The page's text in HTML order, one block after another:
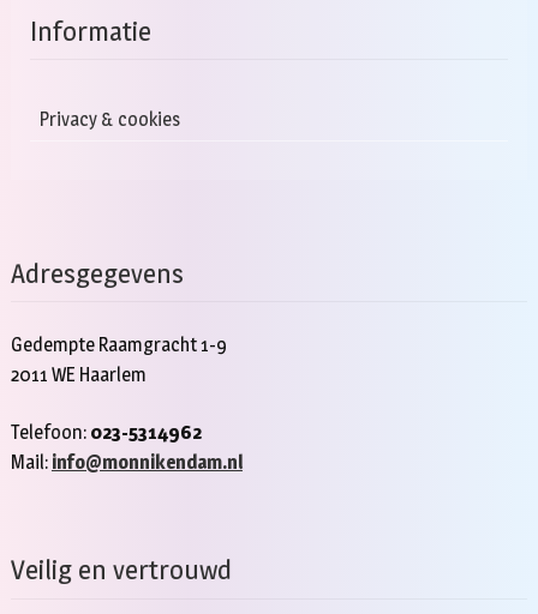
Informatie
Privacy & cookies
Adresgegevens
Gedempte Raamgracht 1-9
2011 WE Haarlem
Telefoon: 023-5314962
Mail: info@monnikendam.nl
Veilig en vertrouwd